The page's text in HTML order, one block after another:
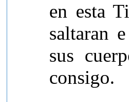
en esta
saltaran
sus
consigo.